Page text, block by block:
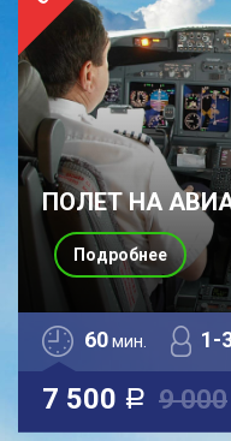
ПОЛЕТ НА
60мин. 1-
7 500 a 9 000
Подробнее